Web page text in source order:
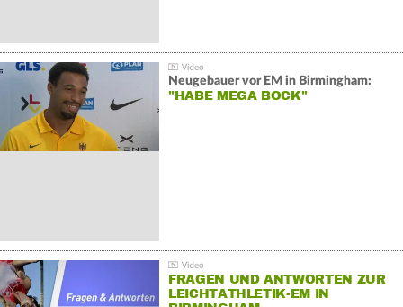
Neugebauer vor EM in Birmingham:
"HABE MEGA BOCK"
FRAGEN UND ANTWORTEN ZUR
LEICHTATHLETIK-EM IN